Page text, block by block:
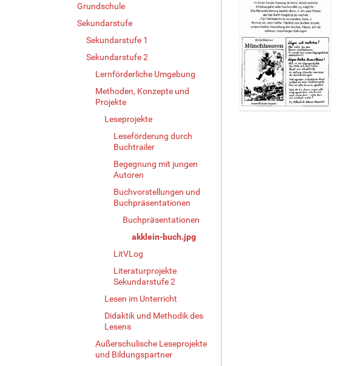
Grundschule
Sekundarstufe
Sekundarstufe 1
Sekundarstufe 2
Lernförderliche Umgebung
Methoden, Konzepte und
Projekte
Leseprojekte
Leseförderung durch
Buchtrailer
Begegnung mit jungen
Autoren
Buchvorstellungen und
Buchpräsentationen
Buchpräsentationen
akklein-buch.jpg
LitVLog
Literaturprojekte
Sekundarstufe 2
Lesen im Unterricht
Didaktik und Methodik des
Lesens
Außerschulische Leseprojekte
und Bildungspartner